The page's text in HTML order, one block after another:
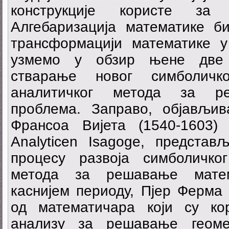
конструкције користе
Алгебаризација математике
трансформацији математике
узмемо у обзир њене две
стварање новог
аналитичког метода за
проблема. Заправо,
Франсоа Вијета (1540-
Analyticen Isagoge,
процесу развоја
метода за решавање
каснијем периоду, Пјер
од математичара који су
анализу за решавање